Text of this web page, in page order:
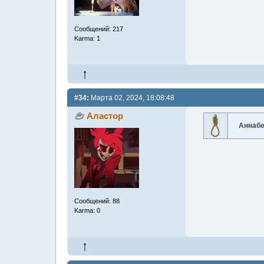
Сообщений: 217
Karma: 1
#34: Марта 02, 2024, 18:08:48
Аластор
Сообщений: 88
Karma: 0